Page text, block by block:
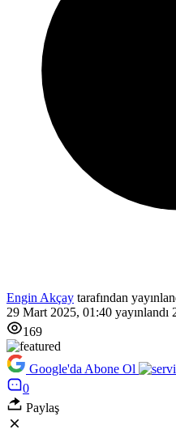
Engin Akçay tarafından
29 Mart 2025, 01:40 yayınlandı
169
Google'da Abone Ol
0
Paylaş